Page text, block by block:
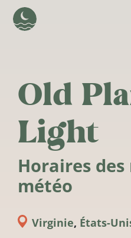
Old
Light
Horaires
météo
Virginie, États-